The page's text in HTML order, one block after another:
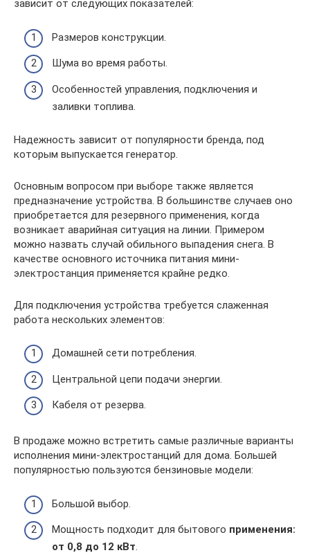
зависит от следующих показателей:
Размеров конструкции.
Шума во время работы.
Особенностей управления, подключения и
заливки топлива.
Надежность зависит от популярности бренда, под
которым выпускается генератор.
Основным вопросом при выборе также является
предназначение устройства. В большинстве случаев оно
приобретается для резервного применения, когда
возникает аварийная ситуация на линии. Примером
можно назвать случай обильного выпадения снега. В
качестве основного источника питания мини-
электростанция применяется крайне редко.
Для подключения устройства требуется слаженная
работа нескольких элементов:
Домашней сети потребления.
Центральной цепи подачи энергии.
Кабеля от резерва.
В продаже можно встретить самые различные варианты
исполнения мини-электростанций для дома. Большей
популярностью пользуются бензиновые модели:
Большой выбор.
Мощность подходит для бытового применения:
от 0,8 до 12 кВт.